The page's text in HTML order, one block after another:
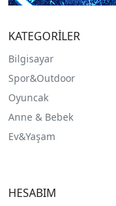
KATEGORİLER
Bilgisayar
Spor&Outdoor
Oyuncak
Anne & Bebek
Ev&Yaşam
HESABIM